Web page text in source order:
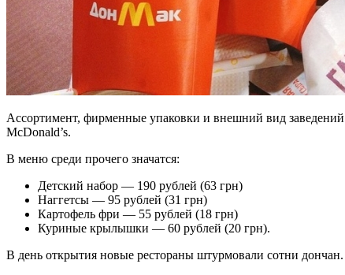
Ассортимент, фирменные упаковки и внешний вид
McDonald’s.
В меню среди прочего значатся:
Детский набор — 190 рублей (63 грн)
Наггетсы — 95 рублей (31 грн)
Картофель фри — 55 рублей (18 грн)
Куриные крылышки — 60 рублей (20 грн).
В день открытия новые рестораны штурмовали сотни